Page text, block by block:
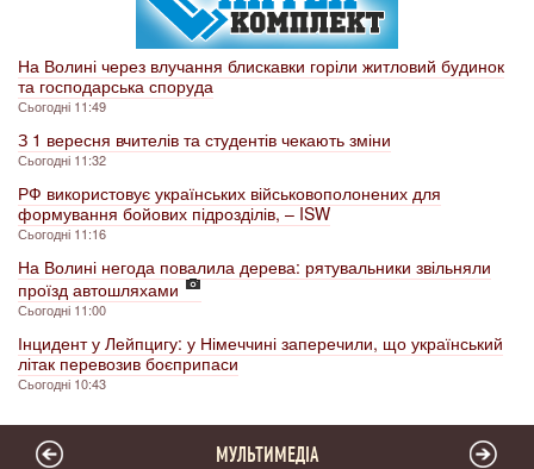
На Волині через влучання блискавки горіли житловий будинок
та господарська споруда
Сьогодні 11:49
З 1 вересня вчителів та студентів чекають зміни
Сьогодні 11:32
РФ використовує українських військовополонених для
формування бойових підрозділів, – ISW
Сьогодні 11:16
На Волині негода повалила дерева: рятувальники звільняли
проїзд автошляхами
Сьогодні 11:00
Інцидент у Лейпцигу: у Німеччині заперечили, що український
літак перевозив боєприпаси
Сьогодні 10:43
МУЛЬТИМЕДІА